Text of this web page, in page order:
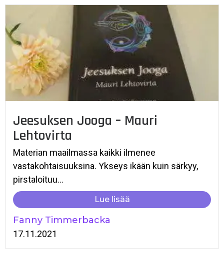
Jeesuksen Jooga – Mauri
Lehtovirta
Materian maailmassa kaikki ilmenee
vastakohtaisuuksina. Ykseys ikään kuin särkyy,
pirstaloituu...
Lue lisää
Fanny Timmerbacka
17.11.2021